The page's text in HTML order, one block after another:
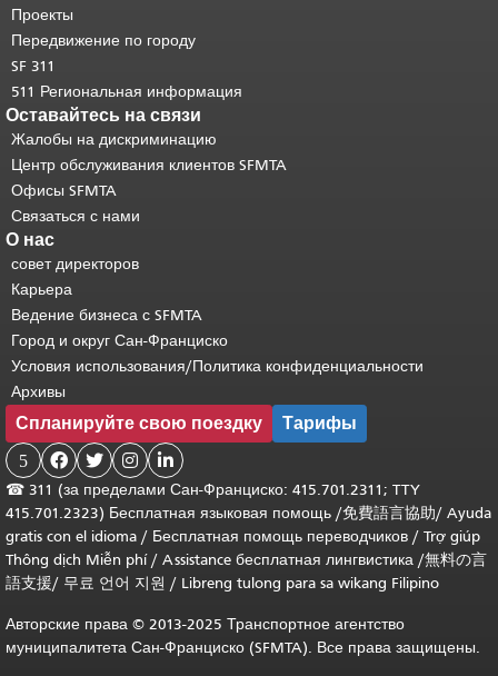
странице.
основного содержимого .
Проекты
Передвижение по городу
SF 311
511 Региональная информация
Оставайтесь на связи
Жалобы на дискриминацию
Центр обслуживания клиентов SFMTA
Офисы SFMTA
Связаться с нами
О нас
совет директоров
Карьера
Ведение бизнеса с SFMTA
Город и округ Сан-Франциско
Условия использования/Политика конфиденциальности
Архивы
Спланируйте свою поездку Тарифы
5    
☎ 311 (за пределами Сан-Франциско: 415.701.2311; TTY
415.701.2323) Бесплатная языковая помощь /免費語言協助/ Ayuda
gratis con el idioma / Бесплатная помощь переводчиков / Trợ giúp
Thông dịch Miễn phí/ Assistance бесплатная лингвистика /無料の言
語支援/ 무료 언어 지원 / Libreng tulong para sa wikang Filipino
Авторские права © 2013-2025 Транспортное агентство
муниципалитета Сан-Франциско (SFMTA). Все права защищены.